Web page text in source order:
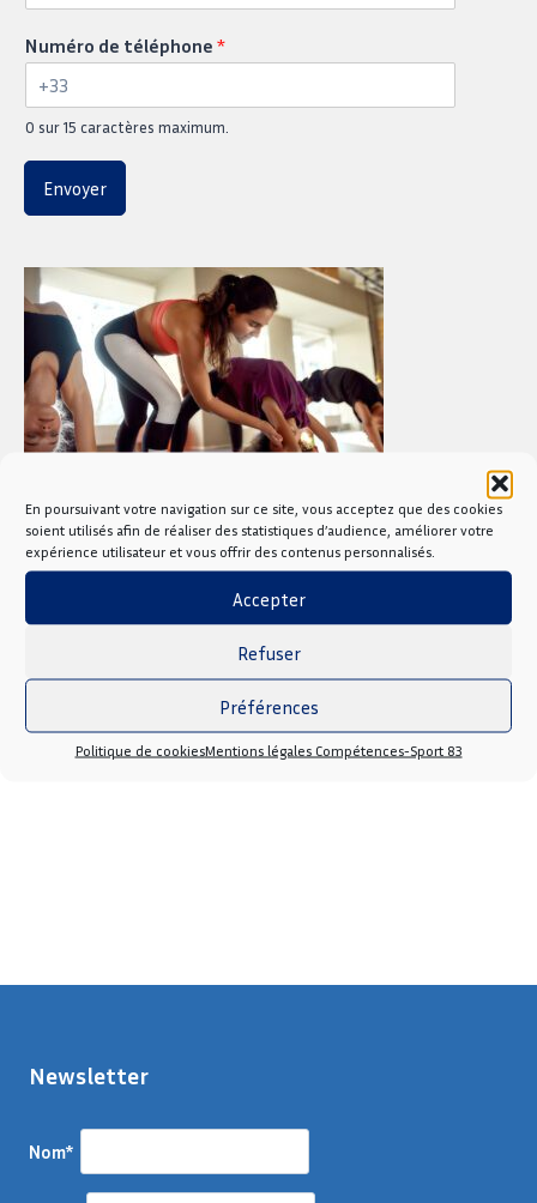
En poursuivant votre navigation sur ce site, vous acceptez que des cookies
soient utilisés afin de réaliser des statistiques d’audience, améliorer votre
expérience utilisateur et vous offrir des contenus personnalisés.
Accepter
Refuser
Préférences
Politique de cookiesMentions légales Compétences-Sport 83
Numéro de téléphone *
0 sur 15 caractères maximum.
Envoyer
Retrouvez également plus d’informationssur la
page consacrée au BPJEPS APT Sport-santé
Newsletter
Nom*